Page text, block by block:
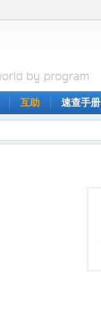
互助 速查手册